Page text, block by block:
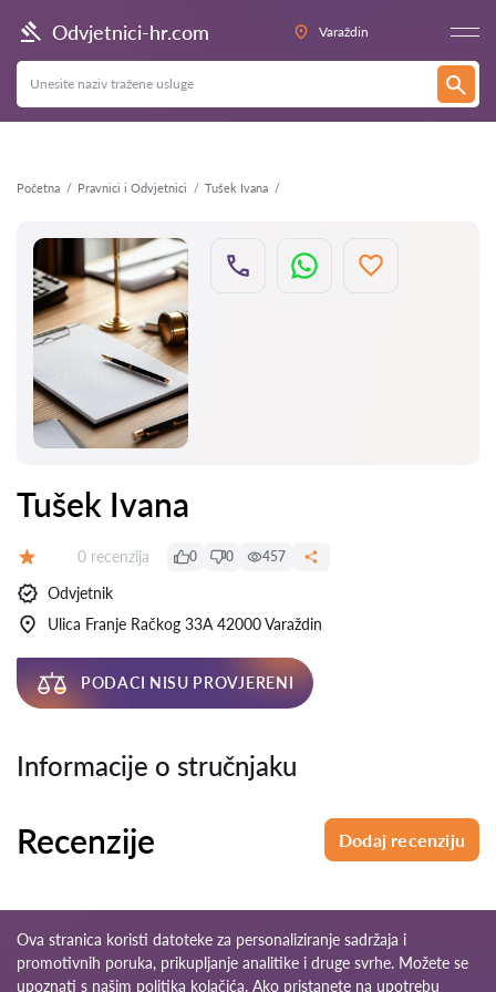
Odvjetnici-hr.com Varaždin
Početna Pravnici i Odvjetnici Tušek Ivana
Natrag
Tušek Ivana
Recenzija:
0 recenzija 0 0 457
Odvjetnik
Ulica Franje Račkog 33A 42000 Varaždin
PODACI NISU PROVJERENI
Informacije o stručnjaku
Recenzije Dodaj recenziju
Ova stranica koristi datoteke za personaliziranje sadržaja i
promotivnih poruka, prikupljanje analitike i druge svrhe. Možete se
upoznati s našim politika kolačića. Ako pristanete na upotrebu